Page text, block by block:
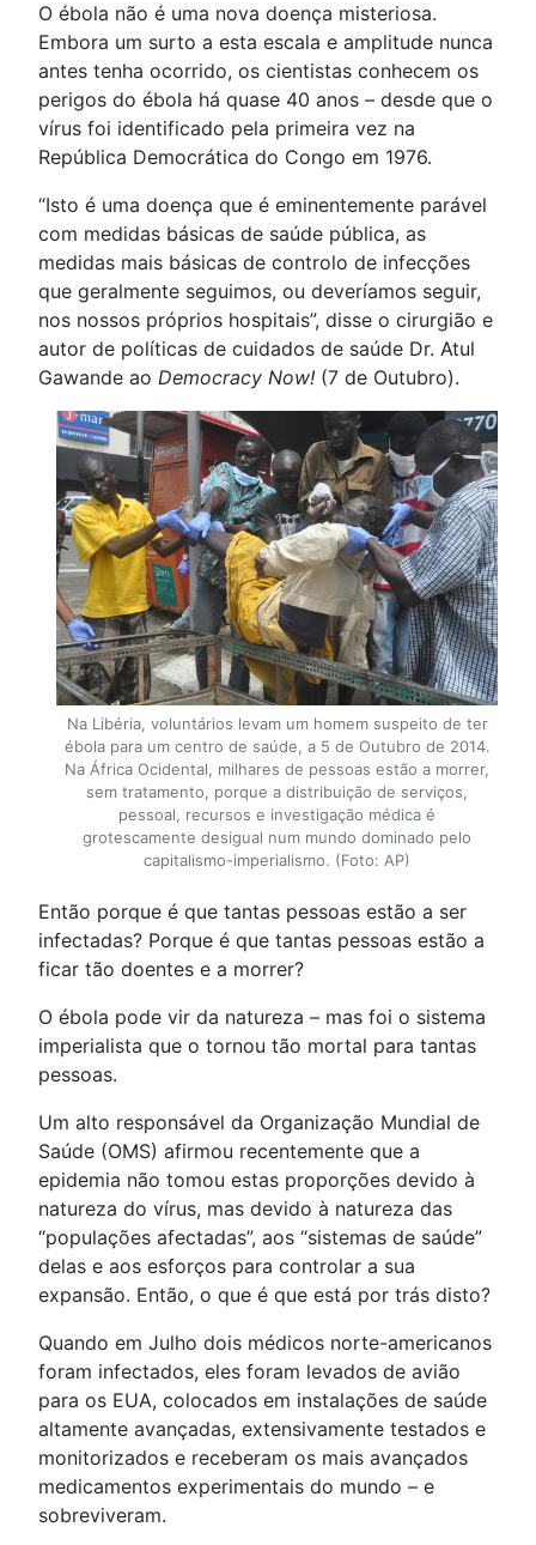
O ébola não é uma nova doença misteriosa.
Embora um surto a esta escala e amplitude nunca
antes tenha ocorrido, os cientistas conhecem os
perigos do ébola há quase 40 anos – desde que o
vírus foi identificado pela primeira vez na
República Democrática do Congo em 1976.
“Isto é uma doença que é eminentemente parável
com medidas básicas de saúde pública, as
medidas mais básicas de controlo de infecções
que geralmente seguimos, ou deveríamos seguir,
nos nossos próprios hospitais”, disse o cirurgião e
autor de políticas de cuidados de saúde Dr. Atul
Gawande ao Democracy Now! (7 de Outubro).
Na Libéria, voluntários levam um homem suspeito de ter
ébola para um centro de saúde, a 5 de Outubro de 2014.
Na África Ocidental, milhares de pessoas estão a morrer,
sem tratamento, porque a distribuição de serviços,
pessoal, recursos e investigação médica é
grotescamente desigual num mundo dominado pelo
capitalismo-imperialismo. (Foto: AP)
Então porque é que tantas pessoas estão a ser
infectadas? Porque é que tantas pessoas estão a
ficar tão doentes e a morrer?
O ébola pode vir da natureza – mas foi o sistema
imperialista que o tornou tão mortal para tantas
pessoas.
Um alto responsável da Organização Mundial de
Saúde (OMS) afirmou recentemente que a
epidemia não tomou estas proporções devido à
natureza do vírus, mas devido à natureza das
“populações afectadas”, aos “sistemas de saúde”
delas e aos esforços para controlar a sua
expansão. Então, o que é que está por trás disto?
Quando em Julho dois médicos norte-americanos
foram infectados, eles foram levados de avião
para os EUA, colocados em instalações de saúde
altamente avançadas, extensivamente testados e
monitorizados e receberam os mais avançados
medicamentos experimentais do mundo – e
sobreviveram.